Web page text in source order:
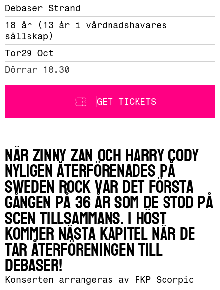
Debaser Strand
18 år (13 år i vårdnadshavares
sällskap)
Tor29 Oct
Dörrar 18.30
GET TICKETS
När Zinny Zan och Harry Cody
nyligen återförenades på
Sweden Rock var det första
gången på 36 år som de stod på
scen tillsammans. I höst
kommer nästa kapitel när de
tar återföreningen till
Debaser!
Konserten arrangeras av FKP Scorpio